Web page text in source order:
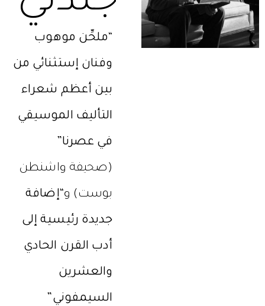
“ملحِّن موهوب
وفنان إستثنائي من
بين أعظم شعراء
التأليف الموسيقي
في عصرنا”
(صحيفة واشنطن
بوست) و“إضافة
جديدة رئيسية إلى
أدب القرن الحادي
والعشرين
السيمفوني”